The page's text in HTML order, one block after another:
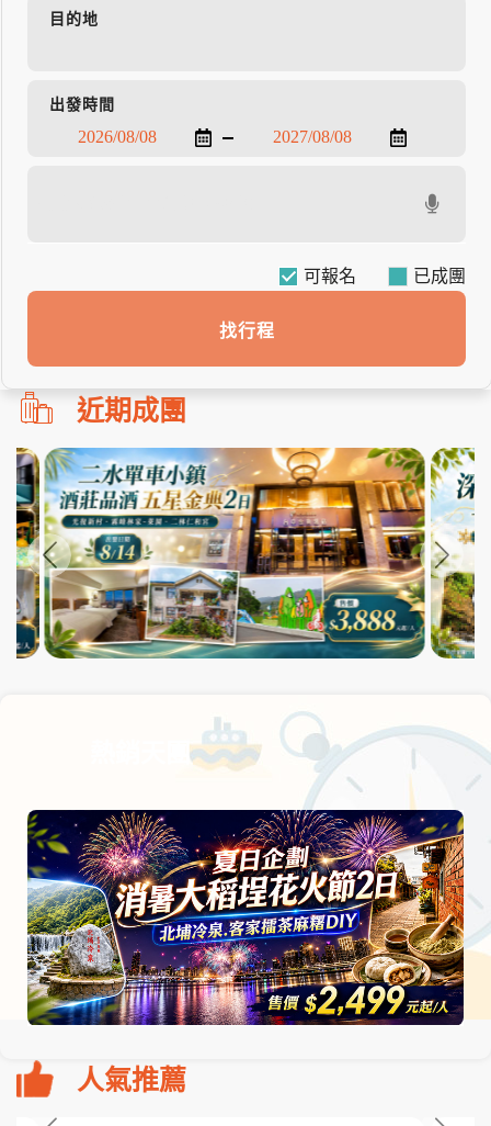
目的地
出發時間
可報名
找行程
刪!!
搜
尋
bar
使
用
近期成團
熱銷天團
人氣推薦